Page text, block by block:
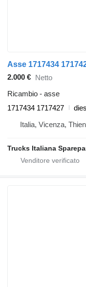
Asse 1717434
2.000 €
Netto
Ricambio - asse
1717434 1717427
Italia, Vicenza,
Trucks Italiana